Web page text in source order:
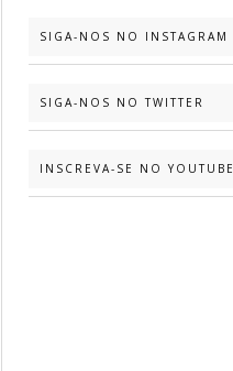
SIGA-NOS NO INSTAGRAM
SIGA-NOS NO TWITTER
INSCREVA-SE NO YOUTUBE